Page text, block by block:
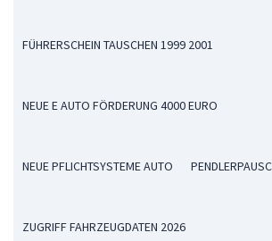
FÜHRERSCHEIN TAUSCHEN 1999 2001
NEUE E AUTO FÖRDERUNG 4000 EURO
NEUE PFLICHTSYSTEME AUTO
ZUGRIFF FAHRZEUGDATEN 2026